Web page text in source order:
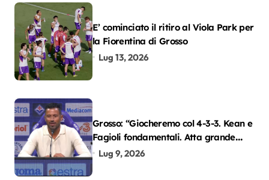
E’ cominciato il ritiro al Viola Park per
la Fiorentina di Grosso
Lug 13, 2026
Grosso: “Giocheremo col 4-3-3. Kean e
Fagioli fondamentali. Atta grande
colpo”
Lug 9, 2026